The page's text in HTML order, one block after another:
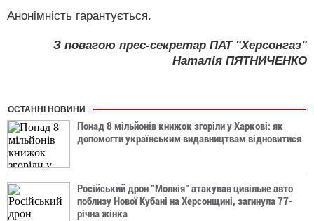
Анонімність гарантується.
З повагою прес-секретар ПАТ "Херсонгаз"
Наталія ПЯТНИЧЕНКО
ОСТАННІ НОВИНИ
Понад 8 мільйонів книжок згоріли у Харкові: як
допомогти українським видавництвам відновитися
Російський дрон "Молнія" атакував цивільне авто
поблизу Нової Кубані на Херсонщині, загинула 77-
річна жінка